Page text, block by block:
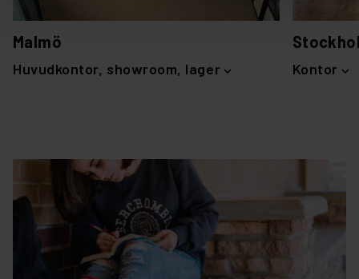
Malmö
Huvudkontor, showroom, lager Kontor